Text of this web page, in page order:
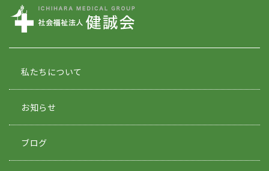
私たちについて
お知らせ
ブログ